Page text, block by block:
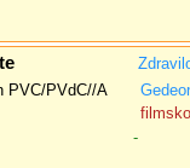
PVC/PVdC//A
-